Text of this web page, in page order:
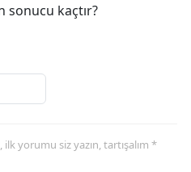
sonucu kaçtır?
yorumu siz yazın, tartışalım *